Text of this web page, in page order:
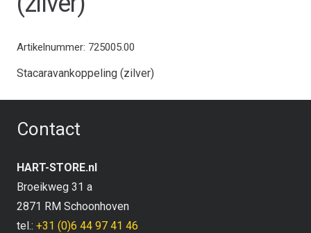
Artikelnummer: 725005.00
Stacaravankoppeling (zilver)
Contact
HART-STORE.nl
Broeikweg 31 a
2871 RM Schoonhoven
tel.: +31 (0)6 44 97 41 46